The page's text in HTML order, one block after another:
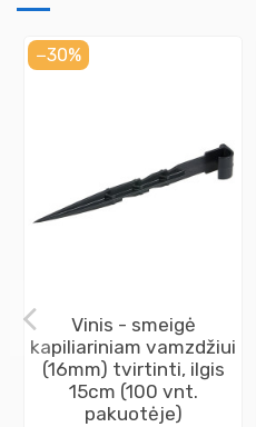
−30%
Vinis - smeigė
kapiliariniam vamzdžiui
(16mm) tvirtinti, ilgis
15cm (100 vnt.
pakuotėje)